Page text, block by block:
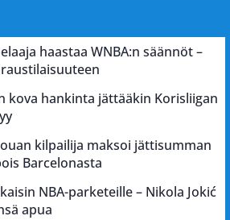
haastaa WNBA:n säännöt –
kova hankinta jättääkin Korisliigan
kilpailija maksoi jättisumman
Barcelonasta
NBA-parketeille – Nikola Jokić
apua